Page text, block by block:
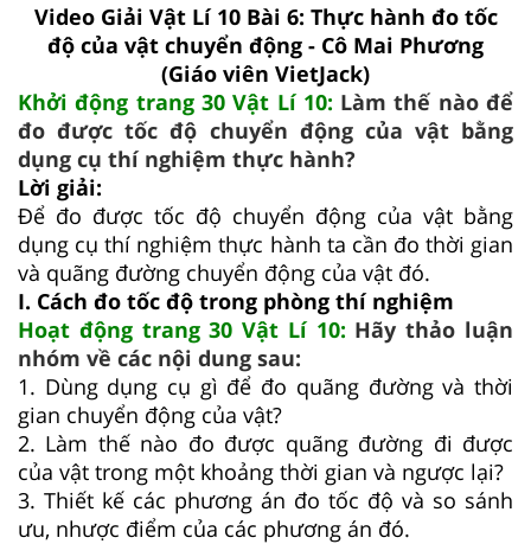
Video Giải Vật Lí 10 Bài 6: Thực hành đo tốc
độ của vật chuyển động - Cô Mai Phương
(Giáo viên VietJack)
Khởi động trang 30 Vật Lí 10: Làm thế nào để
đo được tốc độ chuyển động của vật bằng
dụng cụ thí nghiệm thực hành?
Lời giải:
Để đo được tốc độ chuyển động của vật bằng
dụng cụ thí nghiệm thực hành ta cần đo thời gian
và quãng đường chuyển động của vật đó.
I. Cách đo tốc độ trong phòng thí nghiệm
Hoạt động trang 30 Vật Lí 10: Hãy thảo luận
nhóm về các nội dung sau:
1. Dùng dụng cụ gì để đo quãng đường và thời
gian chuyển động của vật?
2. Làm thế nào đo được quãng đường đi được
của vật trong một khoảng thời gian và ngược lại?
3. Thiết kế các phương án đo tốc độ và so sánh
ưu, nhược điểm của các phương án đó.